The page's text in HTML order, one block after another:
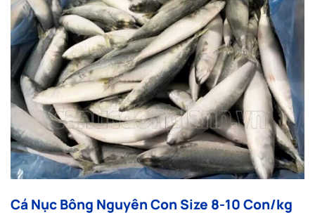
Cá Nục Bông Nguyên Con Size 8-10 Con/kg